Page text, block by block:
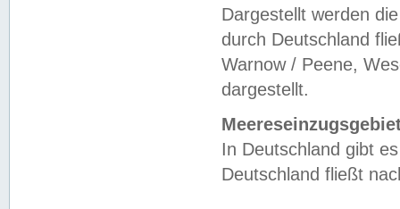
Dargestellt werden
durch Deutschland
Warnow / Peene,
dargestellt.
In Deutschland gibt
Deutschland fließt